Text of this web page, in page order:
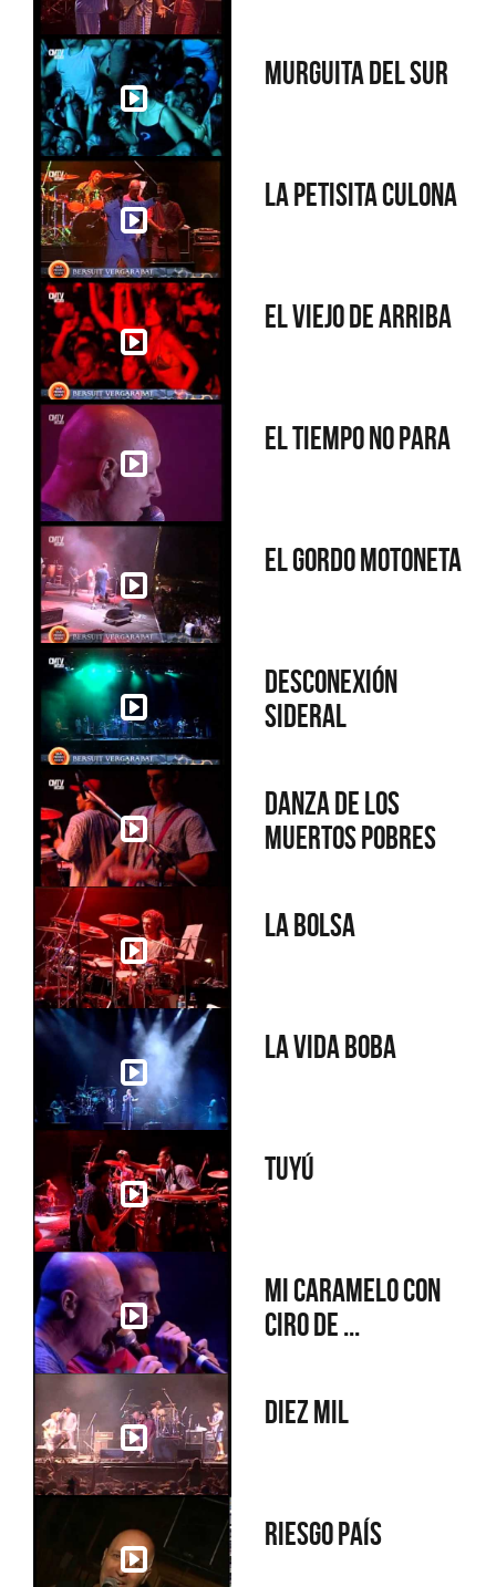
Murguita del sur
La petisita culona
El viejo de arriba
El tiempo no para
El gordo motoneta
Desconexión
sideral
Danza de los
muertos pobres
La bolsa
La vida boba
Tuyú
Mi caramelo con
Ciro de ...
Diez mil
Riesgo país